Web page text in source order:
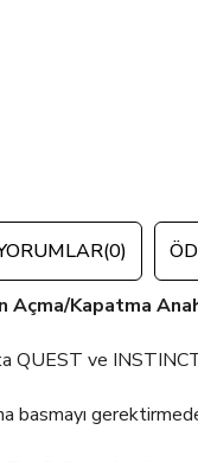
(0)
Açma/Kapatma
QUEST ve